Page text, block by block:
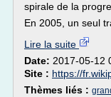
spirale de la
En 2005, un seul
Lire la suite
Date: 2017-05-12
Site : https://
Thèmes liés :